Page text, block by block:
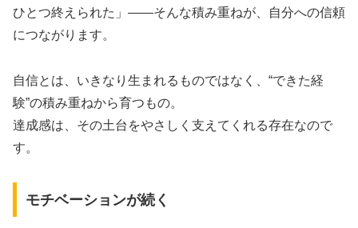
ひとつ終えられた」——そんな積み重ねが、自分への信頼
につながります。
自信とは、いきなり生まれるものではなく、“できた経
験”の積み重ねから育つもの。
達成感は、その土台をやさしく支えてくれる存在なので
す。
モチベーションが続く